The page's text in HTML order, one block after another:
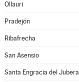
Ollauri
Pradejón
Ribafrecha
San Asensio
Santa Engracia del Jubera